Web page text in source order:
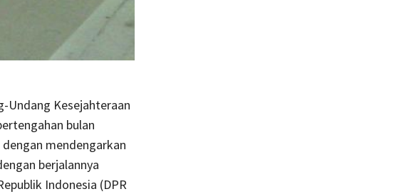
Undang Kesejahteraan
bulan
mendengarkan
berjalannya
Indonesia (DPR